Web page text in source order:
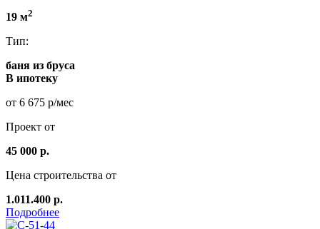
19 м2
Тип:
баня из бруса
В ипотеку
от 6 675 р/мес
Проект от
45 000 р.
Цена строительства от
1.011.400 р.
Подробнее